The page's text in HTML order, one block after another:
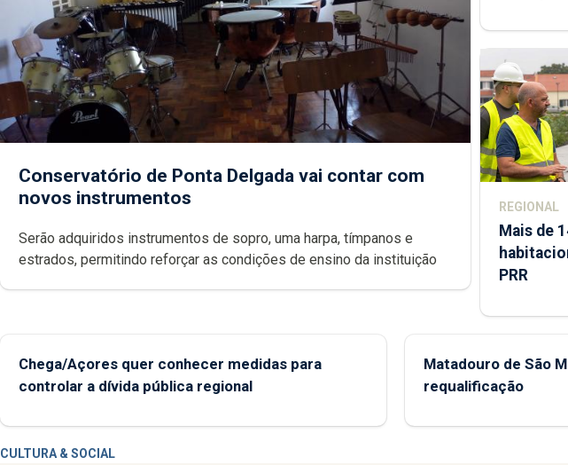
Conservatório de Ponta Delgada vai contar com
novos instrumentos
Serão adquiridos instrumentos de sopro, uma harpa, tímpanos e
estrados, permitindo reforçar as condições de ensino da instituição
REGIONAL
Mais de
PRR
Chega/Açores quer conhecer medidas para
controlar a dívida pública regional
Matadouro de São
requalificação
CULTURA & SOCIAL